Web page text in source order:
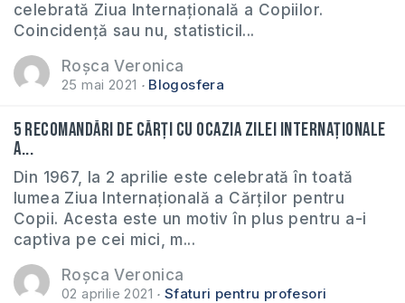
celebrată Ziua Internațională a Copiilor.
Coincidență sau nu, statisticil...
Roșca Veronica
25 mai 2021 Blogosfera
5 recomandări de cărți cu ocazia Zilei Internaționale
a...
Din 1967, la 2 aprilie este celebrată în toată
lumea Ziua Internațională a Cărților pentru
Copii. Acesta este un motiv în plus pentru a-i
captiva pe cei mici, m...
Roșca Veronica
02 aprilie 2021 Sfaturi pentru profesori